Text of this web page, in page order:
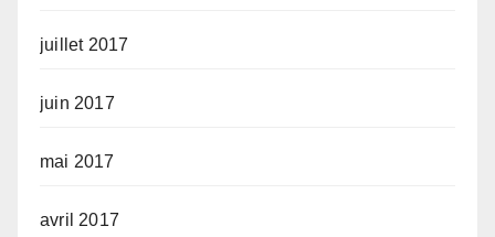
juillet 2017
juin 2017
mai 2017
avril 2017